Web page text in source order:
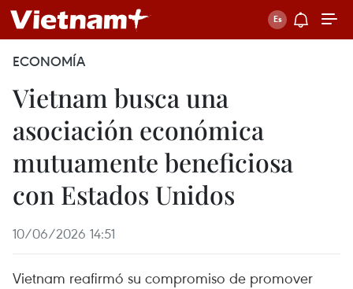
ECONOMÍA
Vietnam busca una
asociación económica
mutuamente beneficiosa
con Estados Unidos
10/06/2026 14:51
Vietnam reafirmó su compromiso de promover